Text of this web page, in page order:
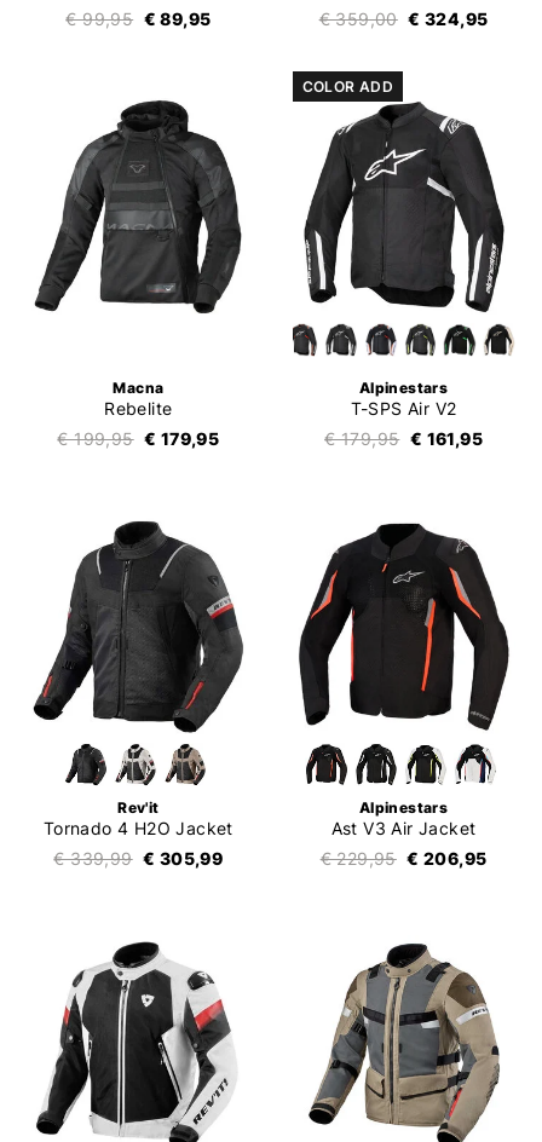
€ 99,95 € 89,95
€ 359,00 € 324,95
Macna
Rebelite
€ 199,95 € 179,95
COLOR ADD
Alpinestars
T-SPS Air V2
€ 179,95 € 161,95
Rev'it
Tornado 4 H2O Jacket
€ 339,99 € 305,99
Alpinestars
Ast V3 Air Jacket
€ 229,95 € 206,95